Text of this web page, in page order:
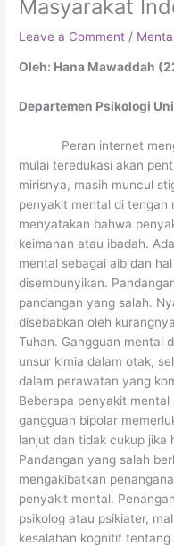
Masyarakat
Leave a Comment /
Oleh: Hana Mawaddah
Departemen Psikologi
Peran internet
mulai teredukasi akan
mirisnya, masih muncul
penyakit mental di tengah
menyatakan bahwa
keimanan atau ibadah.
mental sebagai aib dan
disembunyikan.
pandangan yang salah.
disebabkan oleh
Tuhan. Gangguan mental
unsur kimia dalam otak,
dalam perawatan yang
Beberapa penyakit
gangguan bipolar
lanjut dan tidak cukup jika
Pandangan yang salah
mengakibatkan
penyakit mental.
psikolog atau psikiater,
kesalahan kognitif